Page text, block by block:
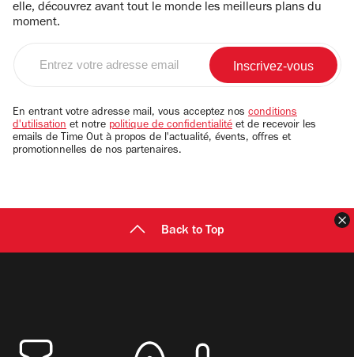
elle, découvrez avant tout le monde les meilleurs plans du
moment.
email
En entrant votre adresse mail, vous acceptez nos conditions
d'utilisation et notre politique de confidentialité et de recevoir les
emails de Time Out à propos de l'actualité, évents, offres et
promotionnelles de nos partenaires.
Back to Top